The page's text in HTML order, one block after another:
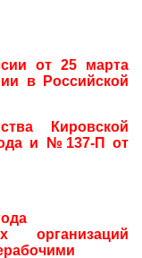
от 25 марта
в Российской
Кировской
и №137-П от
организаций